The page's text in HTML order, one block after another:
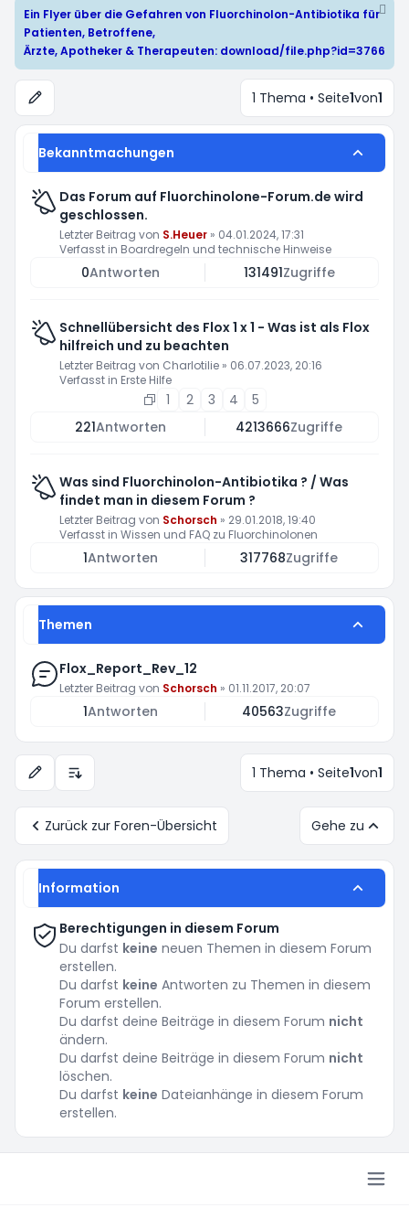
Ein Flyer über die Gefahren von Fluorchinolon-Antibiotika für
Patienten, Betroffene,
Ärzte, Apotheker & Therapeuten: download/file.php?id=3766
1 Thema • Seite1von1
Bekanntmachungen
Das Forum auf Fluorchinolone-Forum.de wird
geschlossen.
Letzter Beitrag von S.Heuer » 04.01.2024, 17:31
Verfasst in Boardregeln und technische Hinweise
0Antworten 131491Zugriffe
Schnellübersicht des Flox 1 x 1 - Was ist als Flox
hilfreich und zu beachten
Letzter Beitrag von Charlotilie » 06.07.2023, 20:16
Verfasst in Erste Hilfe
1 2 3 4
5
221Antworten 4213666Zugriffe
Was sind Fluorchinolon-Antibiotika ? / Was
findet man in diesem Forum ?
Letzter Beitrag von Schorsch » 29.01.2018, 19:40
Verfasst in Wissen und FAQ zu Fluorchinolonen
1Antworten 317768Zugriffe
Themen
Flox_Report_Rev_12
Letzter Beitrag von Schorsch » 01.11.2017, 20:07
1Antworten 40563Zugriffe
Anzeige- und Sortierungs-Einstellungen
1 Thema • Seite1von1
Zurück zur Foren-Übersicht Gehe zu
Information
Berechtigungen in diesem Forum
Du darfst keine neuen Themen in diesem Forum
erstellen.
Du darfst keine Antworten zu Themen in diesem
Forum erstellen.
Du darfst deine Beiträge in diesem Forum nicht
ändern.
Du darfst deine Beiträge in diesem Forum nicht
löschen.
Du darfst keine Dateianhänge in diesem Forum
erstellen.